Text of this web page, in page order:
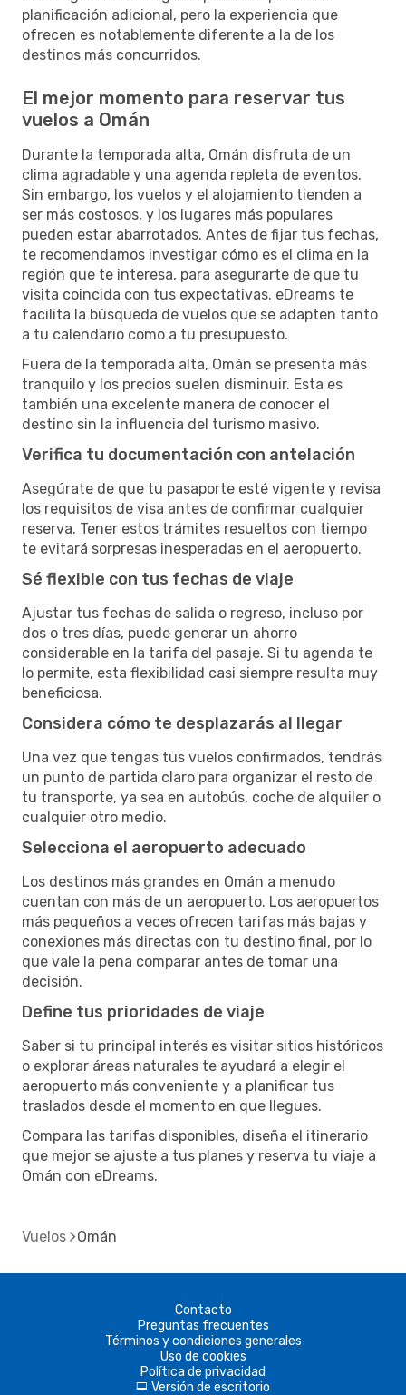
planificación adicional, pero la experiencia que
ofrecen es notablemente diferente a la de los
destinos más concurridos.
El mejor momento para reservar tus
vuelos a Omán
Durante la temporada alta, Omán disfruta de un
clima agradable y una agenda repleta de eventos.
Sin embargo, los vuelos y el alojamiento tienden a
ser más costosos, y los lugares más populares
pueden estar abarrotados. Antes de fijar tus fechas,
te recomendamos investigar cómo es el clima en la
región que te interesa, para asegurarte de que tu
visita coincida con tus expectativas. eDreams te
facilita la búsqueda de vuelos que se adapten tanto
a tu calendario como a tu presupuesto.
Fuera de la temporada alta, Omán se presenta más
tranquilo y los precios suelen disminuir. Esta es
también una excelente manera de conocer el
destino sin la influencia del turismo masivo.
Verifica tu documentación con antelación
Asegúrate de que tu pasaporte esté vigente y revisa
los requisitos de visa antes de confirmar cualquier
reserva. Tener estos trámites resueltos con tiempo
te evitará sorpresas inesperadas en el aeropuerto.
Sé flexible con tus fechas de viaje
Ajustar tus fechas de salida o regreso, incluso por
dos o tres días, puede generar un ahorro
considerable en la tarifa del pasaje. Si tu agenda te
lo permite, esta flexibilidad casi siempre resulta muy
beneficiosa.
Considera cómo te desplazarás al llegar
Una vez que tengas tus vuelos confirmados, tendrás
un punto de partida claro para organizar el resto de
tu transporte, ya sea en autobús, coche de alquiler o
cualquier otro medio.
Selecciona el aeropuerto adecuado
Los destinos más grandes en Omán a menudo
cuentan con más de un aeropuerto. Los aeropuertos
más pequeños a veces ofrecen tarifas más bajas y
conexiones más directas con tu destino final, por lo
que vale la pena comparar antes de tomar una
decisión.
Define tus prioridades de viaje
Saber si tu principal interés es visitar sitios históricos
o explorar áreas naturales te ayudará a elegir el
aeropuerto más conveniente y a planificar tus
traslados desde el momento en que llegues.
Compara las tarifas disponibles, diseña el itinerario
que mejor se ajuste a tus planes y reserva tu viaje a
Omán con eDreams.
Vuelos Omán
Contacto
Preguntas frecuentes
Términos y condiciones generales
Uso de cookies
Política de privacidad
d Versión de escritorio